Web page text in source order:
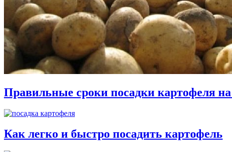
Правильные сроки посадки картофеля
Как легко и быстро посадить картофель